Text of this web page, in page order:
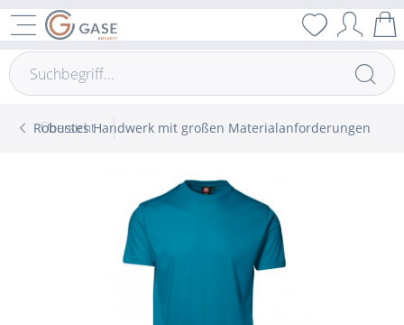
Übersicht
Robustes Handwerk mit großen Materialanforderungen